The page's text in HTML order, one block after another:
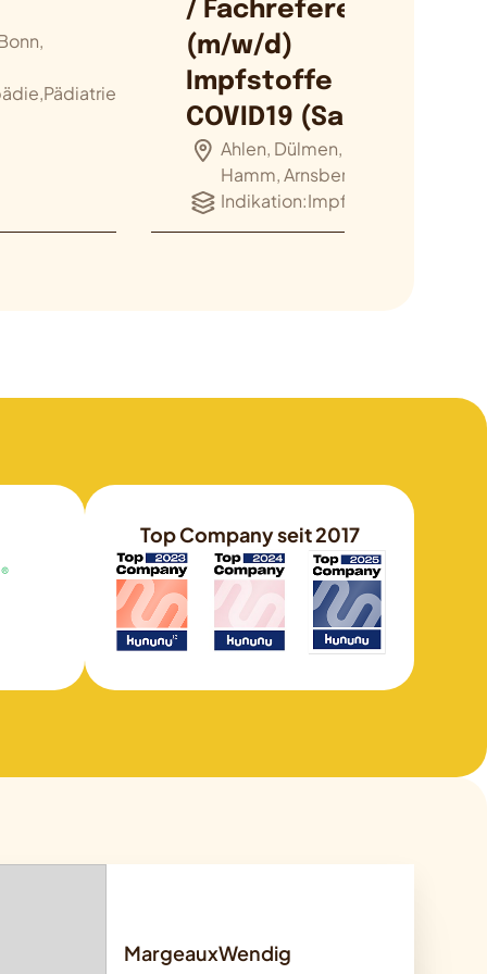
/ Fachreferent
(m/w/d)
Impfstoffe
COVID19 (Sa…
Ahlen, Dülmen, Iserlohn,
Hamm, Arnsberg
Indikation:Impfstoffe
Top Company seit 2017
MargeauxWendig